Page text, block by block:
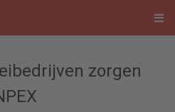
zorgen